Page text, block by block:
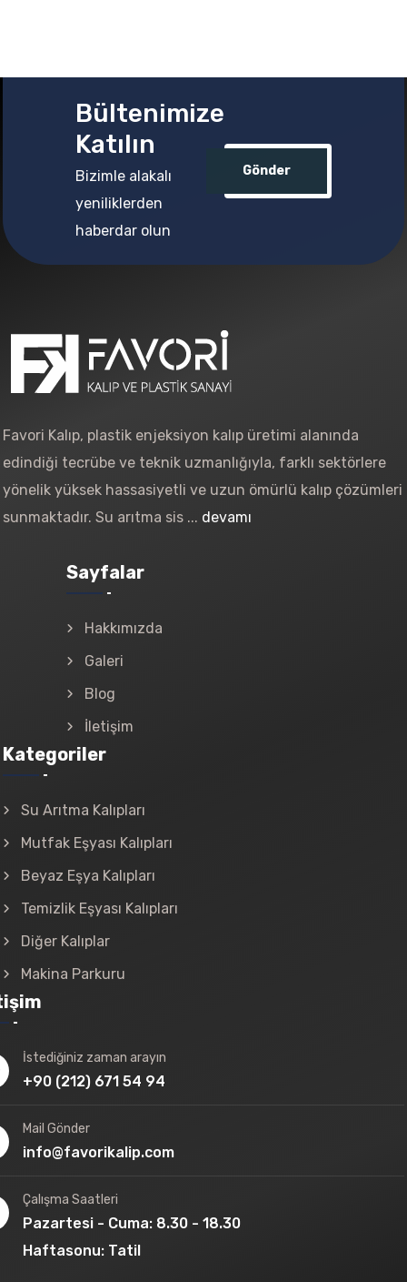
Bültenimize
Katılın
Bizimle alakalı
yeniliklerden
haberdar olun
Gönder
Favori Kalıp, plastik enjeksiyon kalıp üretimi alanında
edindiği tecrübe ve teknik uzmanlığıyla, farklı sektörlere
yönelik yüksek hassasiyetli ve uzun ömürlü kalıp çözümleri
sunmaktadır. Su arıtma sis ... devamı
Sayfalar
Hakkımızda
Galeri
Blog
İletişim
Kategoriler
Su Arıtma Kalıpları
Mutfak Eşyası Kalıpları
Beyaz Eşya Kalıpları
Temizlik Eşyası Kalıpları
Diğer Kalıplar
Makina Parkuru
İstediğiniz zaman arayın
+90 (212) 671 54 94
Mail Gönder
info@favorikalip.com
Çalışma Saatleri
Pazartesi - Cuma: 8.30 - 18.30
Haftasonu: Tatil